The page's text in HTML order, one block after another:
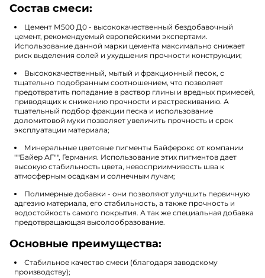
Состав смеси:
Цемент М500 Д0 - высококачественный бездобавочный
цемент, рекомендуемый европейскими экспертами.
Использование данной марки цемента максимально снижает
риск выделения солей и ухудшения прочности конструкции;
Высококачественный, мытый и фракционный песок, с
тщательно подобранным соотношением, что позволяет
предотвратить попадание в раствор глины и вредных примесей,
приводящих к снижению прочности и растрескиванию. А
тщательный подбор фракции песка и использование
доломитовой муки позволяет увеличить прочность и срок
эксплуатации материала;
Минеральные цветовые пигменты Байферокс от компании
""Байер АГ"", Германия. Использование этих пигментов дает
высокую стабильность цвета, невосприимчивость шва к
атмосферным осадкам и солнечным лучам;
Полимерные добавки - они позволяют улучшить первичную
адгезию материала, его стабильность, а также прочность и
водостойкость самого покрытия. А так же специальная добавка
предотвращающая высолообразование.
Основные преимущества:
Стабильное качество смеси (благодаря заводскому
производству);